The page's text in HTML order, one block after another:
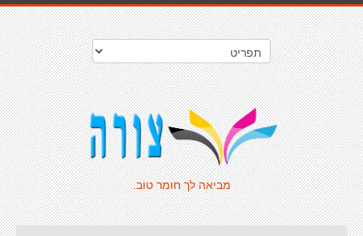
מביאה לך חומר טוב.